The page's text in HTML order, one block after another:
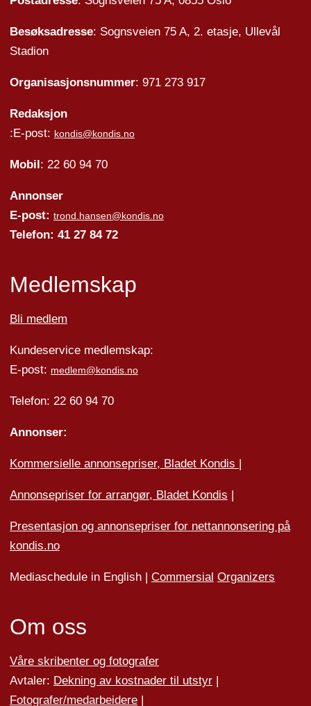
Besøksadresse: Sognsveien 75 A, 2. etasje, Ullevål
Stadion
Organisasjonsnummer: 971 273 917
Redaksjon
:E-post: kondis@kondis.no
Mobil: 22 60 94 70
Annonser
E-post: trond.hansen@kondis.no
Telefon: 41 27 84 72
Medlemskap
Bli medlem
Kundeservice medlemskap:
E-post: medlem@kondis.no
Telefon: 22 60 94 70
Annonser:
Kommersielle annonsepriser, Bladet Kondis |
Annonsepriser for arrangør, Bladet Kondis |
Presentasjon og annonsepriser for nettannonsering på
kondis.no
Mediaschedule in English | Commersial Organizers
Om oss
Våre skribenter og fotografer
Avtaler: Dekning av kostnader til utstyr|
Fotografer/medarbeidere|